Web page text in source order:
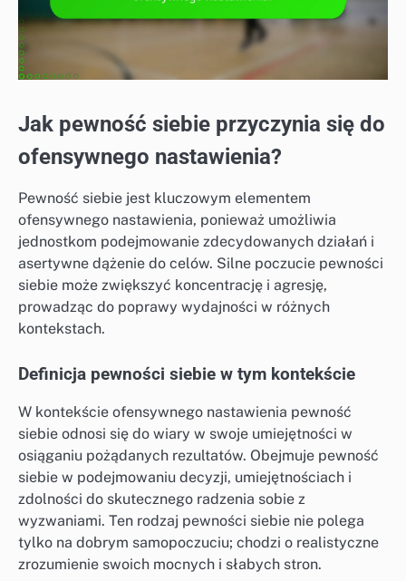
Jak pewność siebie przyczynia się do
ofensywnego nastawienia?
Pewność siebie jest kluczowym elementem
ofensywnego nastawienia, ponieważ umożliwia
jednostkom podejmowanie zdecydowanych działań i
asertywne dążenie do celów. Silne poczucie pewności
siebie może zwiększyć koncentrację i agresję,
prowadząc do poprawy wydajności w różnych
kontekstach.
Definicja pewności siebie w tym kontekście
W kontekście ofensywnego nastawienia pewność
siebie odnosi się do wiary w swoje umiejętności w
osiąganiu pożądanych rezultatów. Obejmuje pewność
siebie w podejmowaniu decyzji, umiejętnościach i
zdolności do skutecznego radzenia sobie z
wyzwaniami. Ten rodzaj pewności siebie nie polega
tylko na dobrym samopoczuciu; chodzi o realistyczne
zrozumienie swoich mocnych i słabych stron.